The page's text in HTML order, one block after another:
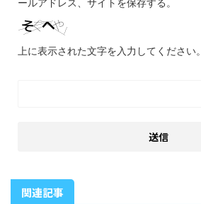
上に表示された文字を入力してください。
関連記事